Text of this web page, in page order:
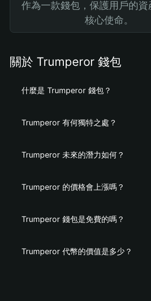
作為一款錢包，保護用戶的資
核心使命。
關於 Trumperor 錢包
什麼是 Trumperor 錢包？
Trumperor 有何獨特之處？
Trumperor 未來的潛力如何？
Trumperor 的價格會上漲嗎？
Trumperor 錢包是免費的嗎？
Trumperor 代幣的價值是多少？